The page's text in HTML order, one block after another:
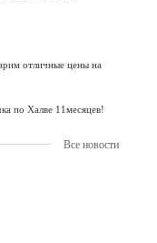
отличные цены на
по Халве 11месяцев!
Все новости